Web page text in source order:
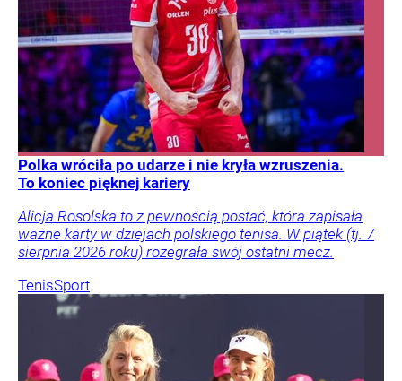
Polka wróciła po udarze i nie kryła wzruszenia.
To koniec pięknej kariery
Alicja Rosolska to z pewnością postać, która zapisała
ważne karty w dziejach polskiego tenisa. W piątek (tj. 7
sierpnia 2026 roku) rozegrała swój ostatni mecz.
TenisSport